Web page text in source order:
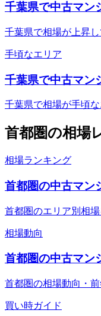
千葉県で中古マン
千葉県で相場が上昇
手頃なエリア
千葉県で中古マン
千葉県で相場が手頃
首都圏の相場
相場ランキング
首都圏の中古マン
首都圏のエリア別相
相場動向
首都圏の中古マン
首都圏の相場動向・
買い時ガイド